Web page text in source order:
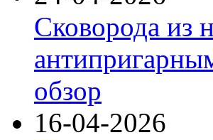
Сковорода из
обзор
16-04-2026